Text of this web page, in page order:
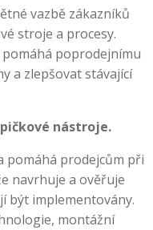
vazbě zákazníků
stroje a procesy.
poprodejnímu
a zlepšovat stávající
nástroje.
pomáhá prodejcům při
navrhuje a ověřuje
být implementovány.
montážní